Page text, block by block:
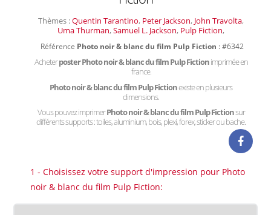
Thèmes :Quentin Tarantino, Peter Jackson, John Travolta,
Uma Thurman, Samuel L. Jackson, Pulp Fiction,
Référence Photo noir & blanc du film Pulp Fiction : #6342
Acheterposter Photo noir & blanc du film Pulp Fictionimprimée en
france.
Photo noir & blanc du film Pulp Fictionexiste en plusieurs
dimensions.
Vous pouvez imprimerPhoto noir & blanc du film Pulp Fictionsur
différents supports : toiles, aluminium, bois, plexi, forex, sticker ou bache.
1 - Choisissez votre support d'impression pour Photo
noir & blanc du film Pulp Fiction: